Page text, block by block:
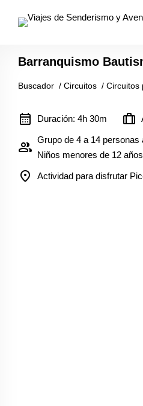
Barranquismo
Buscador / Circuitos / Circuitos
calendar_month Duración: 4h 30m trip
group Grupo de 4 a 14 personas
Niños menores de 12 años
location_on Actividad para disfrutar